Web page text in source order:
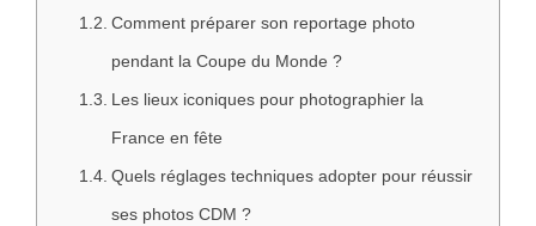
Comment préparer son reportage photo
pendant la Coupe du Monde ?
Les lieux iconiques pour photographier la
France en fête
Quels réglages techniques adopter pour réussir
ses photos CDM ?